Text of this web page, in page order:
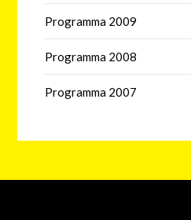
Programma 2009
Programma 2008
Programma 2007